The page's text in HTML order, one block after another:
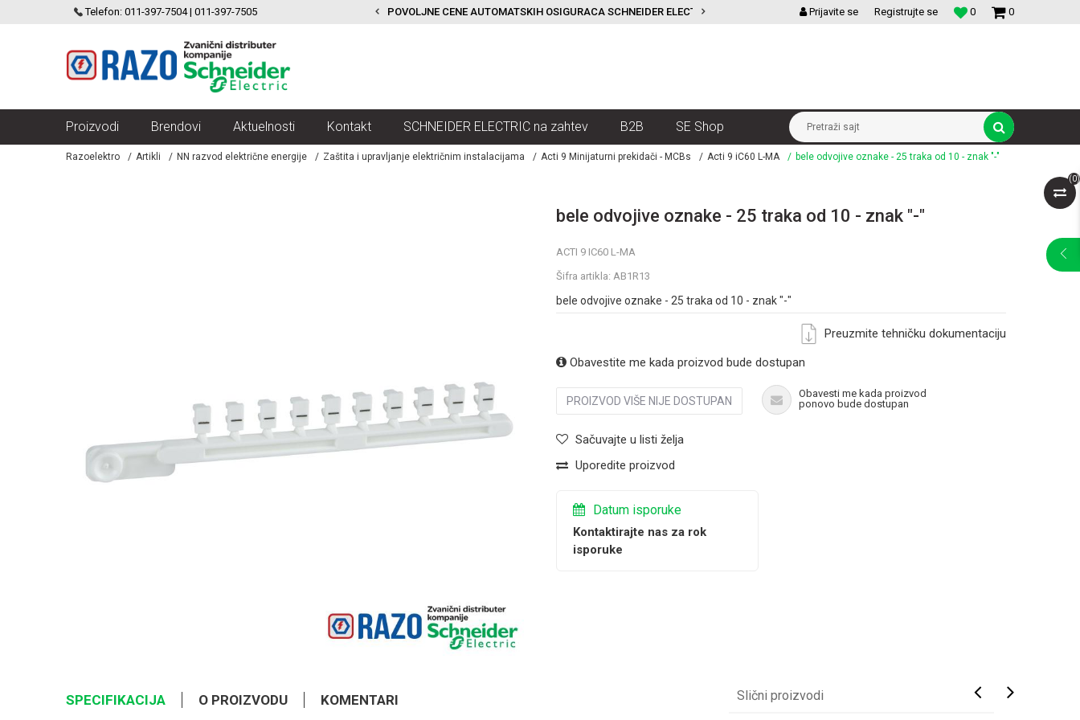
Telefon: 011-397-7504 | 011-397-7505
ELECTRIC VELIKI IZBOR MODULARNIH PREKIDACA I UTICNICA POVOLJNE CENE AUTOMATSKIH OSIGURACA SCHNEIDER ELECTRIC VELIKI IZBOR MODULARNIH PREKIDACA I UTICNICA 0
0
Prijavite se Registrujte se
Proizvodi Brendovi Aktuelnosti Kontakt SCHNEIDER ELECTRIC na zahtev B2B SE Shop Pretraži sajt
(0)
Razoelektro Artikli NN razvod električne energije Zaštita i upravljanje električnim instalacijama Acti 9 Minijaturni prekidači - MCBs Acti 9 iC60 L-MA bele odvojive oznake - 25 traka od 10 - znak "-"
bele odvojive oznake - 25 traka od 10 - znak "-"
ACTI 9 IC60 L-MA
Šifra artikla: AB1R13
bele odvojive oznake - 25 traka od 10 - znak "-"
Preuzmite tehničku dokumentaciju
Obavestite me kada proizvod bude dostupan
PROIZVOD VIŠE NIJE DOSTUPAN
Obavesti me kada proizvod
ponovo bude dostupan
Sačuvajte u listi želja
Uporedite proizvod
Datum isporuke
Kontaktirajte nas za rok
isporuke
SPECIFIKACIJA O PROIZVODU KOMENTARI Slični proizvodi